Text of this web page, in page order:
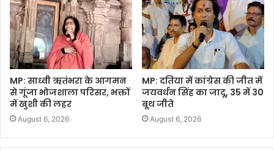
MP: साध्वी ऋतंभरा के आगमन
से गूंजा भोजशाला परिसर, भक्तों
में खुशी की लहर
August 6, 2026
MP: दतिया में कांग्रेस की जीत में
जयवर्धन सिंह का जादू, 35 में 30
बूथ जीते
August 6, 2026